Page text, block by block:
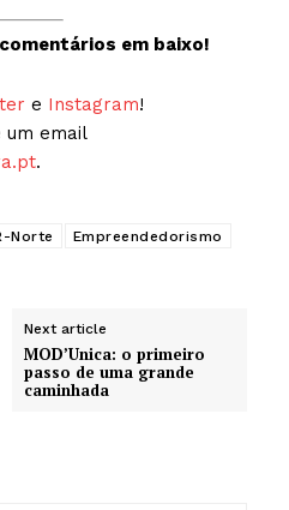
em baixo!
e Instagram!
um email
.
Norte
Empreendedorismo
Next article
MOD’Unica: o primeiro
passo de uma grande
caminhada